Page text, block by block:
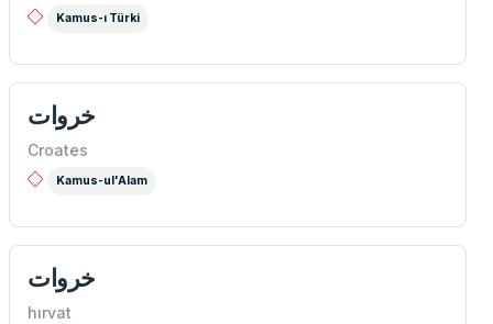
Kamus-ı Türki
خروات
Croates
Kamus-ul'Alam
خروات
hırvat